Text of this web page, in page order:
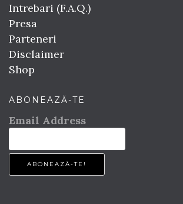
Intrebari (F.A.Q.)
Presa
Parteneri
Disclaimer
Shop
ABONEAZĂ-TE
Email Address
ABONEAZĂ-TE!